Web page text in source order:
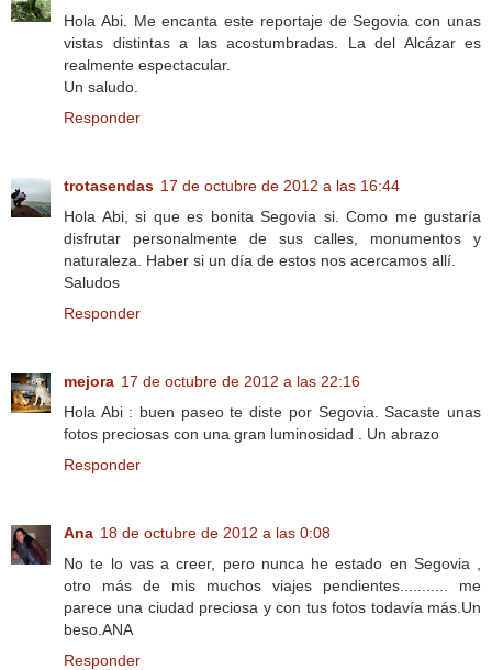
Hola Abi. Me encanta este reportaje de Segovia con unas
vistas distintas a las acostumbradas. La del Alcázar es
realmente espectacular.
Un saludo.
Responder
trotasendas 17 de octubre de 2012 a las 16:44
Hola Abi, si que es bonita Segovia si. Como me gustaría
disfrutar personalmente de sus calles, monumentos y
naturaleza. Haber si un día de estos nos acercamos allí.
Saludos
Responder
mejora 17 de octubre de 2012 a las 22:16
Hola Abi : buen paseo te diste por Segovia. Sacaste unas
fotos preciosas con una gran luminosidad . Un abrazo
Responder
Ana 18 de octubre de 2012 a las 0:08
No te lo vas a creer, pero nunca he estado en Segovia ,
otro más de mis muchos viajes pendientes........... me
parece una ciudad preciosa y con tus fotos todavía más.Un
beso.ANA
Responder